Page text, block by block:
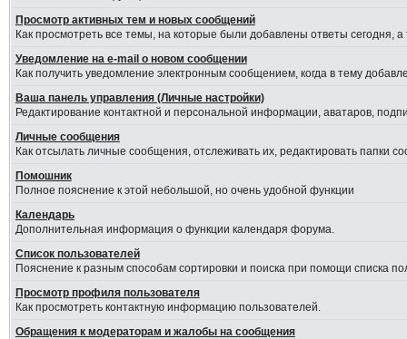
Просмотр активных тем и новых сообщений
Как просмотреть все темы, на которые были добавлены ответы сегодня,
Уведомление на е-mail о новом сообщении
Как получить уведомление электронным сообщением, когда в тему
Ваша панель управления (Личные настройки)
Редактирование контактной и персональной информации, аватаров,
Личные сообщения
Как отсылать личные сообщения, отслеживать их, редактировать папки
Помошник
Полное пояснение к этой небольшой, но очень удобной функции
Календарь
Дополнительная информация о функции календаря форума.
Список пользователей
Пояснение к разным способам сортировки и поиска при помощи списка
Просмотр профиля пользователя
Как просмотреть контактную информацию пользователей.
Обращения к модераторам и жалобы на сообщения